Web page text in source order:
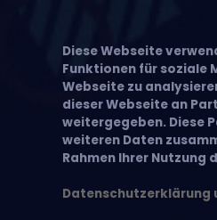
Diese Webseite
Funktionen für soziale
Webseite zu
dieser Webseite an
weitergegeben. Diese
weiteren Daten
Rahmen Ihrer Nutzung
Datenschutzerklärung